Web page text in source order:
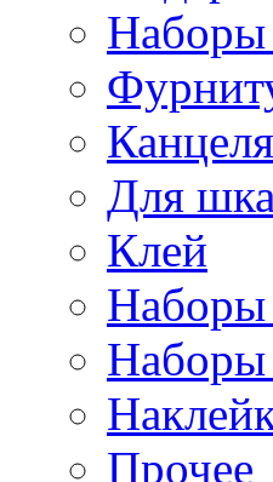
Наборы
Для
Клей
Наборы
Наборы
Прочее